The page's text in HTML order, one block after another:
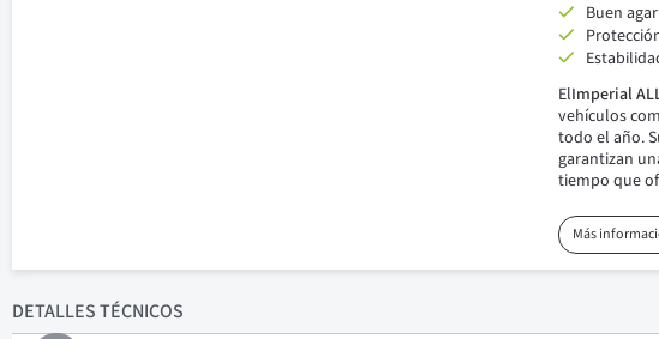
Buen
ElImperial
vehículos
todo el año.
garantizan
tiempo que
Más
DETALLESTÉCNICOS